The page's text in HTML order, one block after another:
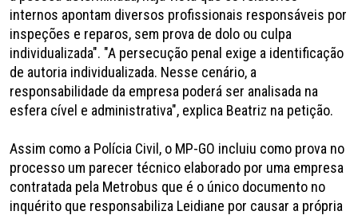
internos apontam diversos profissionais responsáveis por
inspeções e reparos, sem prova de dolo ou culpa
individualizada". "A persecução penal exige a identificação
de autoria individualizada. Nesse cenário, a
responsabilidade da empresa poderá ser analisada na
esfera cível e administrativa", explica Beatriz na petição.
Assim como a Polícia Civil, o MP-GO incluiu como prova no
processo um parecer técnico elaborado por uma empresa
contratada pela Metrobus que é o único documento no
inquérito que responsabiliza Leidiane por causar a própria